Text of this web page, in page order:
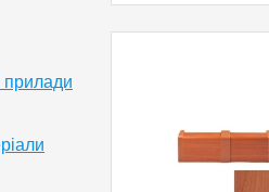
прилади